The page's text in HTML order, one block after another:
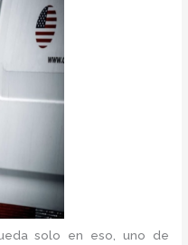
solo en eso, uno de